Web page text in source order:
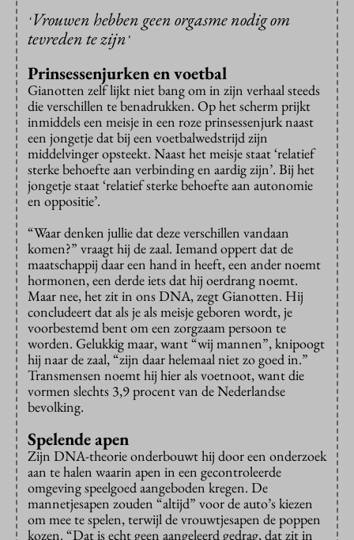
‘Vrouwen hebben geen orgasme nodig om
tevreden te zijn’
Prinsessenjurken en voetbal
Gianotten zelf lijkt niet bang om in zijn verhaal steeds
die verschillen te benadrukken. Op het scherm prijkt
inmiddels een meisje in een roze prinsessenjurk naast
een jongetje dat bij een voetbalwedstrijd zijn
middelvinger opsteekt. Naast het meisje staat ‘relatief
sterke behoefte aan verbinding en aardig zijn’. Bij het
jongetje staat ‘relatief sterke behoefte aan autonomie
en oppositie’.
“Waar denken jullie dat deze verschillen vandaan
komen?” vraagt hij de zaal. Iemand oppert dat de
maatschappij daar een hand in heeft, een ander noemt
hormonen, een derde iets dat hij oerdrang noemt.
Maar nee, het zit in ons DNA, zegt Gianotten. Hij
concludeert dat als je als meisje geboren wordt, je
voorbestemd bent om een zorgzaam persoon te
worden. Gelukkig maar, want “wij mannen”, knipoogt
hij naar de zaal, “zijn daar helemaal niet zo goed in.”
Transmensen noemt hij hier als voetnoot, want die
vormen slechts 3,9 procent van de Nederlandse
bevolking.
Spelende apen
Zijn DNA-theorie onderbouwt hij door een onderzoek
aan te halen waarin apen in een gecontroleerde
omgeving speelgoed aangeboden kregen. De
mannetjesapen zouden “altijd” voor de auto’s kiezen
om mee te spelen, terwijl de vrouwtjesapen de poppen
kozen. “Dat is echt geen aangeleerd gedrag, dat zit in